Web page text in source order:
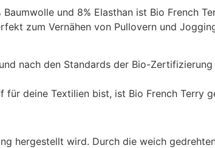
und 8% Elasthan ist Bio French
zum Vernähen von Pullovern und
nach den Standards der Bio-
deine Textilien bist, ist Bio French Terry
hergestellt wird. Durch die weich